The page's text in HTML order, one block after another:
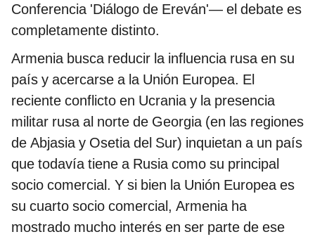
Conferencia 'Diálogo de Ereván'— el debate es
completamente distinto.
Armenia busca reducir la influencia rusa en su
país y acercarse a la Unión Europea. El
reciente conflicto en Ucrania y la presencia
militar rusa al norte de Georgia (en las regiones
de Abjasia y Osetia del Sur) inquietan a un país
que todavía tiene a Rusia como su principal
socio comercial. Y si bien la Unión Europea es
su cuarto socio comercial, Armenia ha
mostrado mucho interés en ser parte de ese